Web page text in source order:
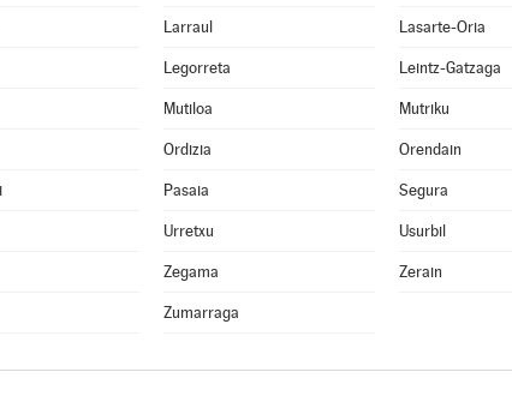
Larraul Lasarte-Oria
Legorreta Leintz-Gatzaga
Mutiloa Mutriku
Ordizia Orendain
Pasaia Segura
Urretxu Usurbil
Zegama Zerain
Zumarraga